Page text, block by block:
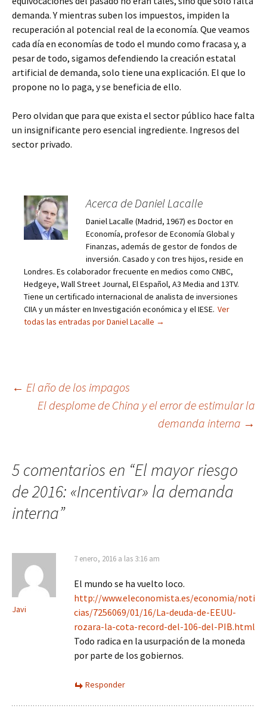
demanda. Y mientras suben los impuestos, impiden la
recuperación al potencial real de la economía. Que veamos
cada día en economías de todo el mundo como fracasa y, a
pesar de todo, sigamos defendiendo la creación estatal
artificial de demanda, solo tiene una explicación. El que lo
propone no lo paga, y se beneficia de ello.
Pero olvidan que para que exista el sector público hace falta
un insignificante pero esencial ingrediente. Ingresos del
sector privado.
Acerca de Daniel Lacalle
Daniel Lacalle (Madrid, 1967) es Doctor en
Economía, profesor de Economía Global y
Finanzas, además de gestor de fondos de
inversión. Casado y con tres hijos, reside en
Londres. Es colaborador frecuente en medios como CNBC,
Hedgeye, Wall Street Journal, El Español, A3 Media and 13TV.
Tiene un certificado internacional de analista de inversiones
CIIA y un máster en Investigación económica y el IESE. Ver
todas las entradas por Daniel Lacalle →
Navegación
← El año de los impagos
El desplome de China y el error de estimular la
demanda interna →
5 comentarios en “El mayor riesgo
de 2016: «Incentivar» la demanda
interna”
Javi
7 enero, 2016 a las 3:16 am
El mundo se ha vuelto loco.
http://www.eleconomista.es/economia/noti
cias/7256069/01/16/La-deuda-de-EEUU-
rozara-la-cota-record-del-106-del-PIB.html
Todo radica en la usurpación de la moneda
por parte de los gobiernos.
Responder